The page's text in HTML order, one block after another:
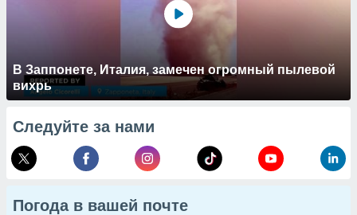
В Заппонете, Италия, замечен огромный пылевой
вихрь
Следуйте за нами
Погода в вашей почте